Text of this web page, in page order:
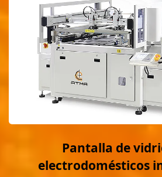
Pantalla de
electrodomésticos